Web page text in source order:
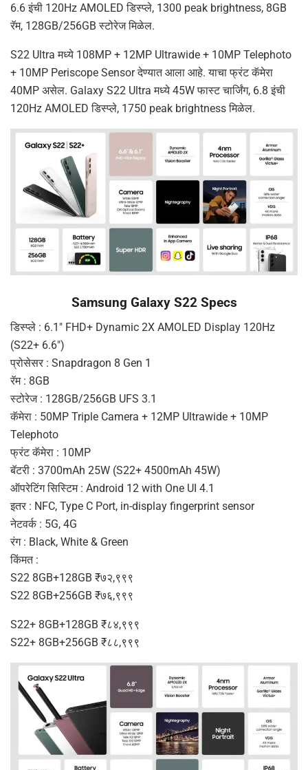
6.6 इंची 120Hz AMOLED डिस्प्ले, 1300 peak brightness, 8GB
रॅम, 128GB/256GB स्टोरेज मिळेल.
S22 Ultra मध्ये 108MP + 12MP Ultrawide + 10MP Telephoto
+ 10MP Periscope Sensor देण्यात आला आहे. याचा फ्रंट कॅमेरा
40MP असेल. Galaxy S22 Ultra मध्ये 45W फास्ट चार्जिंग, 6.8 इंची
120Hz AMOLED डिस्प्ले, 1750 peak brightness मिळेल.
Samsung Galaxy S22 Specs
डिस्प्ले : 6.1″ FHD+ Dynamic 2X AMOLED Display 120Hz
(S22+ 6.6″)
प्रोसेसर : Snapdragon 8 Gen 1
रॅम : 8GB
स्टोरेज : 128GB/256GB UFS 3.1
कॅमेरा : 50MP Triple Camera + 12MP Ultrawide + 10MP
Telephoto
फ्रंट कॅमेरा : 10MP
बॅटरी : 3700mAh 25W (S22+ 4500mAh 45W)
ऑपरेटिंग सिस्टिम : Android 12 with One UI 4.1
इतर : NFC, Type C Port, in-display fingerprint sensor
नेटवर्क : 5G, 4G
रंग : Black, White & Green
किंमत :
S22 8GB+128GB ₹७२,९९९
S22 8GB+256GB ₹७६,९९९
S22+ 8GB+128GB ₹८४,९९९
S22+ 8GB+256GB ₹८८,९९९